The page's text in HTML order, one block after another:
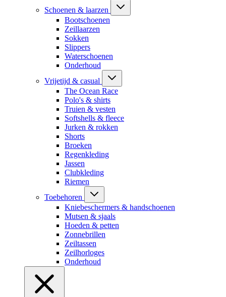
Schoenen & laarzen
Bootschoenen
Zeillaarzen
Sokken
Slippers
Waterschoenen
Onderhoud
Vrijetijd & casual
The Ocean Race
Polo's & shirts
Truien & vesten
Softshells & fleece
Jurken & rokken
Shorts
Broeken
Regenkleding
Jassen
Clubkleding
Riemen
Toebehoren
Kniebeschermers & handschoenen
Mutsen & sjaals
Hoeden & petten
Zonnebrillen
Zeiltassen
Zeilhorloges
Onderhoud